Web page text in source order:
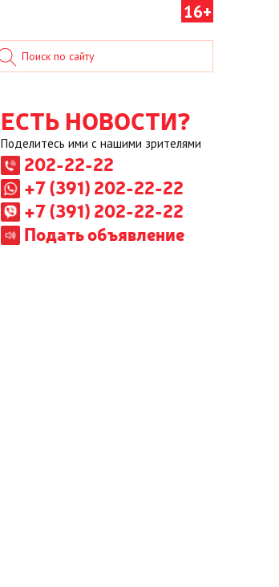
16+
ЕСТЬ НОВОСТИ?
Поделитесь ими с нашими зрителями
202-22-22
+7 (391) 202-22-22
+7 (391) 202-22-22
Подать объявление